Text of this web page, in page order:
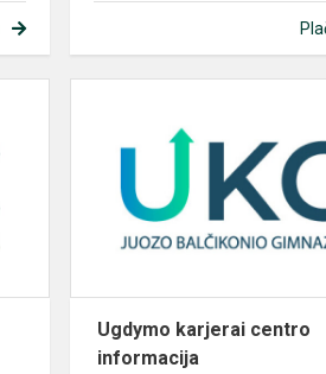
Ugdymo karjerai centro
informacija